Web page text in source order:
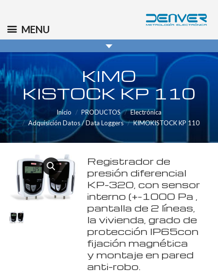
info@denver.es
KIMO
KISTOCK KP 110
Inicio PRODUCTOS
Electrónica
Adquisición Datos / Data Loggers
KIMOKISTOCK KP 110
Registrador de
presión diferencial
KP-320, con sensor
interno (+-1000 Pa ,
pantalla de 2 líneas,
la vivienda, grado de
protección IP65con
fijación magnética
y montaje en pared
anti-robo.
MENU